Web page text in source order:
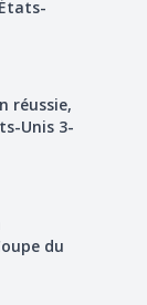
réussie,
Unis 3-
du